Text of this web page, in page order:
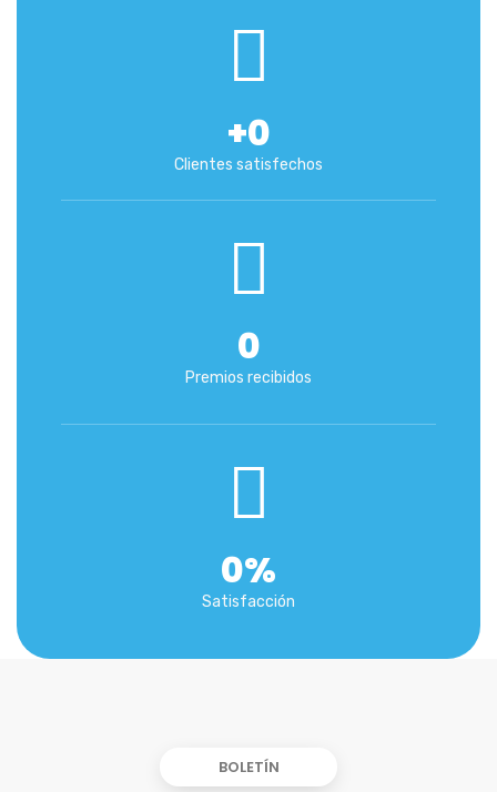
Clientes satisfechos
+0
Premios recibidos
0
Satisfacción
0%
BOLETÍN